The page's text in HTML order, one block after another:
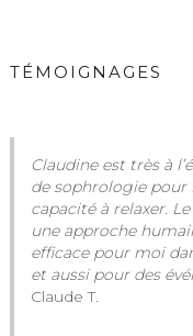
TÉMOIGNAGES
Claudine est très à
de sophrologie pour
capacité à relaxer.
une approche
efficace pour moi
et aussi pour des
Claude T.